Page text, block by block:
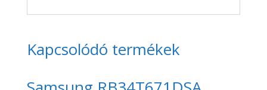
Kapcsolódó termékek